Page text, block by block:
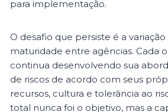
para implementação.
O desafio que persiste é a
maturidade entre agências. Cada
continua desenvolvendo sua
de riscos de acordo com seus
recursos, cultura e tolerância ao
total nunca foi o objetivo, mas a